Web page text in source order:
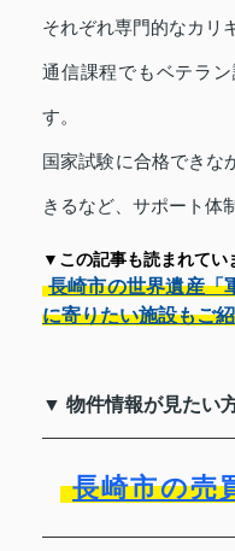
それぞれ専門的なカリ
通信課程でもベテラ
す。
国家試験に合格できな
きるなど、サポート体
▼この記事も読まれてい
長崎市の世界遺産「
に寄りたい施設もご
▼ 物件情報が見たい
長崎市の売